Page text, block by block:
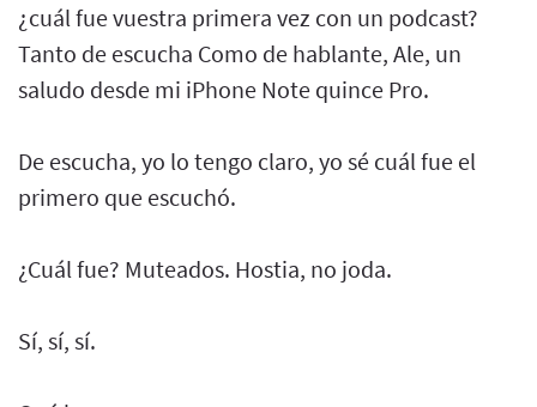
¿cuál fue vuestra primera vez con un podcast?
Tanto de escucha Como de hablante, Ale, un
saludo desde mi iPhone Note quince Pro.
De escucha, yo lo tengo claro, yo sé cuál fue el
primero que escuchó.
¿Cuál fue? Muteados. Hostia, no joda.
Sí, sí, sí.